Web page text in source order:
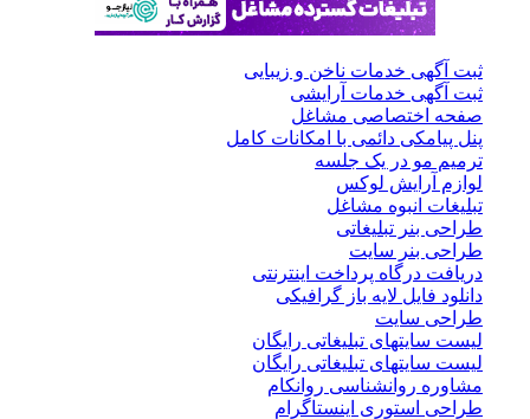
ثبت آگهی خدمات ناخن و زیبایی
ثبت آگهی خدمات آرایشی
صفحه اختصاصی مشاغل
پنل پیامکی دائمی با امکانات کامل
ترمیم مو در یک جلسه
لوازم آرایش لوکس
تبلیغات انبوه مشاغل
طراحی بنر تبلیغاتی
طراحی بنر سایت
دریافت درگاه پرداخت اینترنتی
دانلود فایل لایه باز گرافیکی
طراحی سایت
لیست سایتهای تبلیغاتی رایگان
لیست سایتهای تبلیغاتی رایگان
مشاوره روانشناسی روانکام
طراحی استوری اینستاگرام